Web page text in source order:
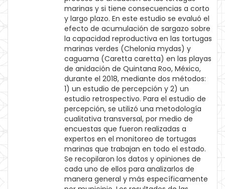
marinas y si tiene consecuencias a corto
y largo plazo. En este estudio se evaluó el
efecto de acumulación de sargazo sobre
la capacidad reproductiva en las tortugas
marinas verdes (Chelonia mydas) y
caguama (Caretta caretta) en las playas
de anidación de Quintana Roo, México,
durante el 2018, mediante dos métodos:
1) un estudio de percepción y 2) un
estudio retrospectivo. Para el estudio de
percepción, se utilizó una metodología
cualitativa transversal, por medio de
encuestas que fueron realizadas a
expertos en el monitoreo de tortugas
marinas que trabajan en todo el estado.
Se recopilaron los datos y opiniones de
cada uno de ellos para analizarlos de
manera general y más específicamente